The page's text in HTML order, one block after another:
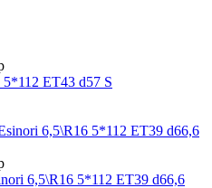
ET43 d57 S
6,5\R16 5*112 ET39 d66,6